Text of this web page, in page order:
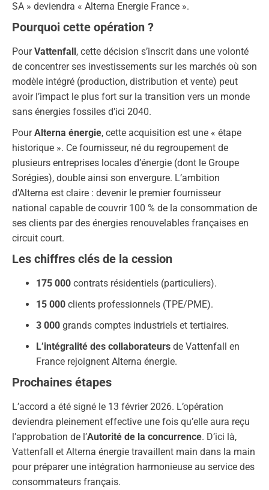
SA » deviendra « Alterna Energie France ».
Pourquoi cette opération ?
PourVattenfall , cette décision s’inscrit dans une volonté
de concentrer ses investissements sur les marchés où son
modèle intégré (production, distribution et vente) peut
avoir l’impact le plus fort sur la transition vers un monde
sans énergies fossiles d’ici 2040.
PourAlterna énergie, cette acquisition est une « étape
historique ». Ce fournisseur, né du regroupement de
plusieurs entreprises locales d’énergie (dont le Groupe
Sorégies), double ainsi son envergure. L’ambition
d’Alterna est claire : devenir le premier fournisseur
national capable de couvrir 100 % de la consommation de
ses clients par des énergies renouvelables françaises en
circuit court.
Les chiffres clés de la cession
175 000 contrats résidentiels (particuliers).
15 000 clients professionnels (TPE/PME).
3 000 grands comptes industriels et tertiaires.
L’intégralité des collaborateurs de Vattenfall en
France rejoignent Alterna énergie.
Prochaines étapes
L’accord a été signé le 13 février 2026. L’opération
deviendra pleinement effective une fois qu’elle aura reçu
l’approbation de l’Autorité de la concurrence. D’ici là,
Vattenfall et Alterna énergie travaillent main dans la main
pour préparer une intégration harmonieuse au service des
consommateurs français.